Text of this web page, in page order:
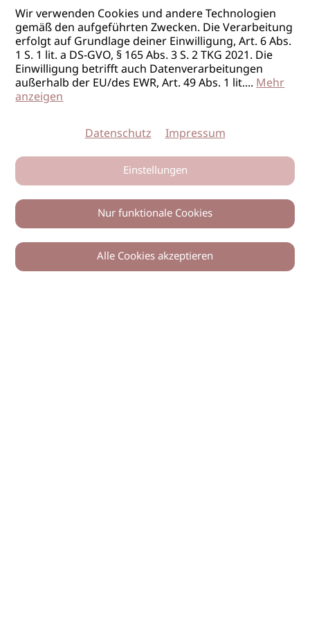
0
Wir verwenden Cookies und andere Technologien
gemäß den aufgeführten Zwecken. Die Verarbeitung
erfolgt auf Grundlage deiner Einwilligung, Art. 6 Abs.
1 S. 1 lit. a DS-GVO, § 165 Abs. 3 S. 2 TKG 2021. Die
Einwilligung betrifft auch Datenverarbeitungen
außerhalb der EU/des EWR, Art. 49 Abs. 1 lit....Mehr
anzeigen
Datenschutz Impressum
Einstellungen
Nur funktionale Cookies
Alle Cookies akzeptieren